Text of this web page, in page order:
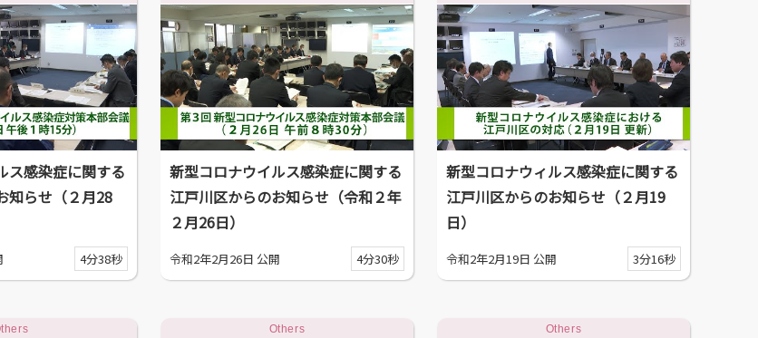
ス感染症に関する
知らせ（２月28
4分38秒
新型コロナウイルス感染症に関する
江戸川区からのお知らせ（令和２年
２月26日）
令和2年2月26日 公開 4分30秒
新型コロナウィルス感染症に関する
江戸川区からのお知らせ（２月19
日）
令和2年2月19日 公開 3分16秒
Others Others